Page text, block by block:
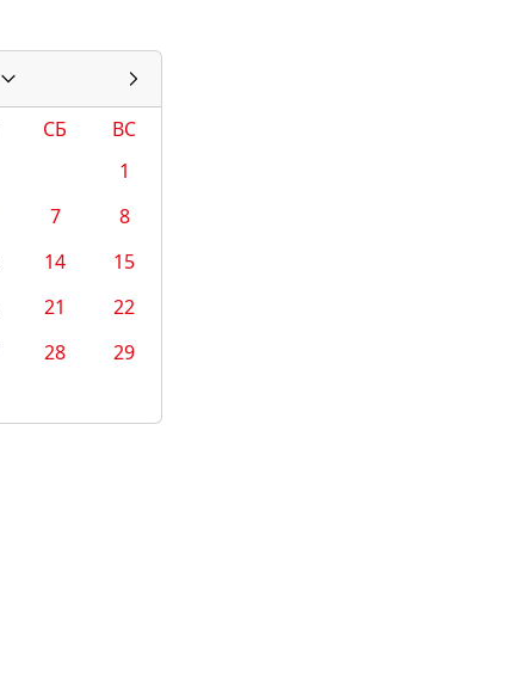
СБ
ВС
1
7
8
14
15
21
22
28
29